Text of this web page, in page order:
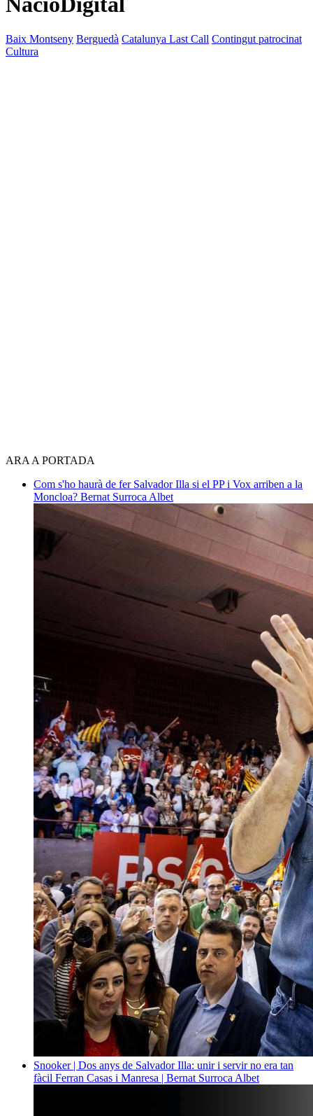
Baix Montseny Berguedà Catalunya Last Call Contingut patrocinat
Cultura
ARA A PORTADA
Com s'ho haurà de fer Salvador Illa si el PP i Vox arriben a la
Moncloa? Bernat Surroca Albet
Snooker | Dos anys de Salvador Illa: unir i servir no era tan
fàcil Ferran Casas i Manresa | Bernat Surroca Albet